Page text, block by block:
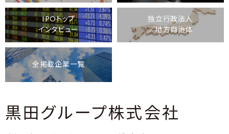
IPOトップ
インタビュー
独立行政法人
／地方自治体
全掲載企業一覧
黒田グループ株式会社